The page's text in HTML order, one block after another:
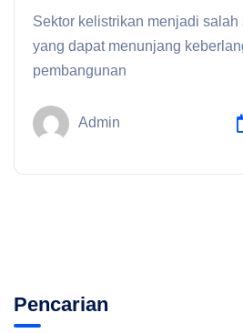
Sektor kelistrikan menjadi salah
yang dapat menunjang
pembangunan
Admin
Pencarian